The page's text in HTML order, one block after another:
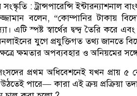
: ট্রান্সপারেন্সি ইন্টারন্যাশনাল
বলেন, “কোম্পানির টাকায়
এটি স্পষ্ট স্বার্থের দ্বন্দ্ব তৈরি করে
যুগে প্রযুক্তিগত তথ্য জানতে
ক্ষমতার অপব্যবহার ও অনিয়মের
প্রথম অধিবেশনেই যখন প্রায় ৫
পারে— কারা এই ক্রয় প্রক্রিয়া